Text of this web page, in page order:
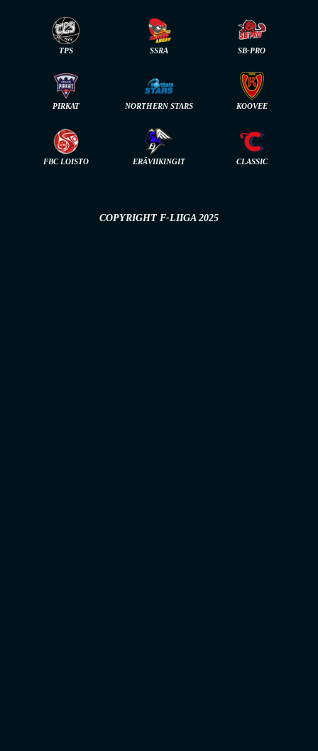
TPS SSRA SB-PRO
PIRKAT NORTHERN STARS KOOVEE
FBC LOISTO ERÄVIIKINGIT CLASSIC
COPYRIGHT F-LIIGA 2025